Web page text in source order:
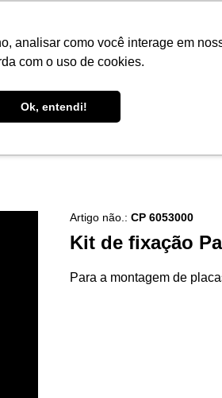
analisar como você interage em
com o uso de cookies.
Ok, entendi!
Kit de fixação
Artigo não.: CP 6053000
Para a montagem de